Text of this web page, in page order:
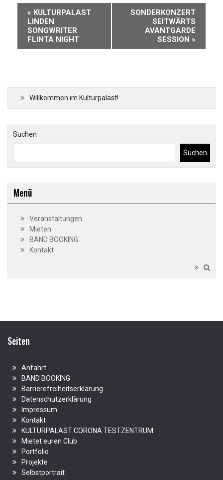
Veranstaltung-
Navigation
« KULTURPALAST
LINDEN
SONGWRITER
FLINTA NIGHT
SONDERKONZERT
SEITWÄRTS
AVANTGARDE
SESSION »
Willkommen im Kulturpalast!
Suchen
Suchen
Menü
Veranstaltungen
Mieten
BAND BOOKING
Kontakt
Seiten
Anfahrt
BAND BOOKING
Barrierefreiheitserklärung
Datenschutzerklärung
Impressum
Kontakt
KULTURPALAST CORONA TESTZENTRUM
Mietet euren Club
Portfolio
Projekte
Selbstportrait